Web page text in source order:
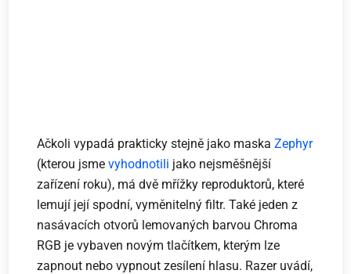
Ačkoli vypadá prakticky stejně jako maskaZephyr
(kterou jsmevyhodnotili jako nejsměšnější
zařízení roku), má dvě mřížky reproduktorů, které
lemují její spodní, vyměnitelný filtr. Také jeden z
nasávacích otvorů lemovaných barvou Chroma
RGB je vybaven novým tlačítkem, kterým lze
zapnout nebo vypnout zesílení hlasu. Razer uvádí,